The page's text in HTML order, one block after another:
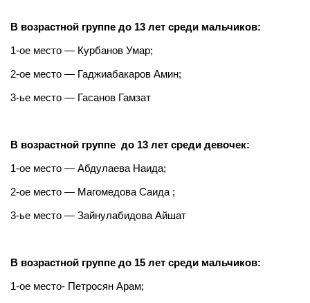
В возрастной группе до 13 лет среди мальчиков:
1-ое место — Курбанов Умар;
2-ое место — Гаджиабакаров Амин;
3-ье место — Гасанов Гамзат
В возрастной группе до 13 лет среди девочек:
1-ое место — Абдулаева Наида;
2-ое место — Магомедова Саида ;
3-ье место — Зайнулабидова Айшат
В возрастной группе до 15 лет среди мальчиков:
1-ое место- Петросян Арам;